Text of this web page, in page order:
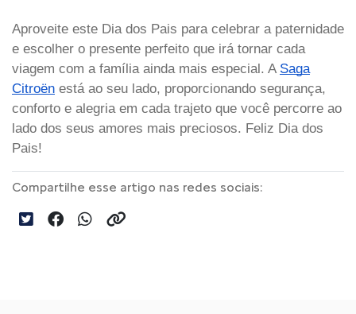
Aproveite este Dia dos Pais para celebrar a paternidade
e escolher o presente perfeito que irá tornar cada
viagem com a família ainda mais especial. A Saga
Citroën está ao seu lado, proporcionando segurança,
conforto e alegria em cada trajeto que você percorre ao
lado dos seus amores mais preciosos. Feliz Dia dos
Pais!
Compartilhe esse artigo nas redes sociais: